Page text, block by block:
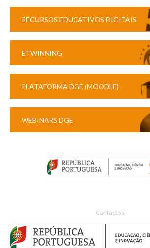
RECURSOS EDUCATIVOS DIGITAIS
ETWINNING
PLATAFORMA DGE (MOODLE)
WEBINARS DGE
Contactos